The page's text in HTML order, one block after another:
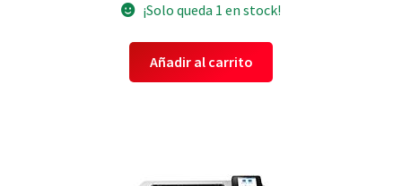
¡Solo queda 1 en stock!
Añadir al carrito